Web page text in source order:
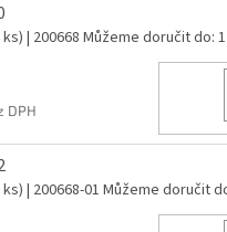
ks)| 200668 Můžeme doručit do:
DPH
ks)| 200668-01 Můžeme doručit